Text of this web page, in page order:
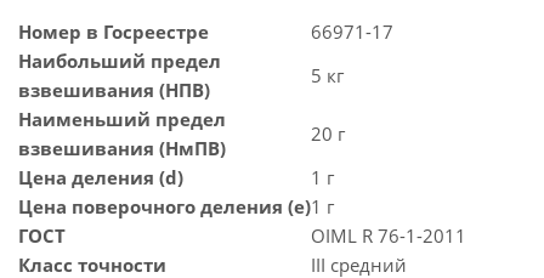
Номер в Госреестре
66971-17
Наибольший предел
взвешивания (НПВ)
5 кг
Наименьший предел
взвешивания (НмПВ)
20 г
Цена деления (d)
1 г
Цена поверочного деления (e)1 г
ГОСТ
OIML R 76-1-2011
Класс точности
III средний